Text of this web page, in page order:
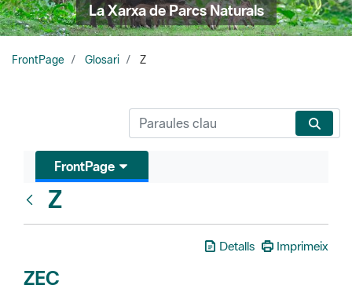
La Xarxa de Parcs Naturals
FrontPage Glosari Z
FrontPage
Z
Detalls Imprimeix
ZEC